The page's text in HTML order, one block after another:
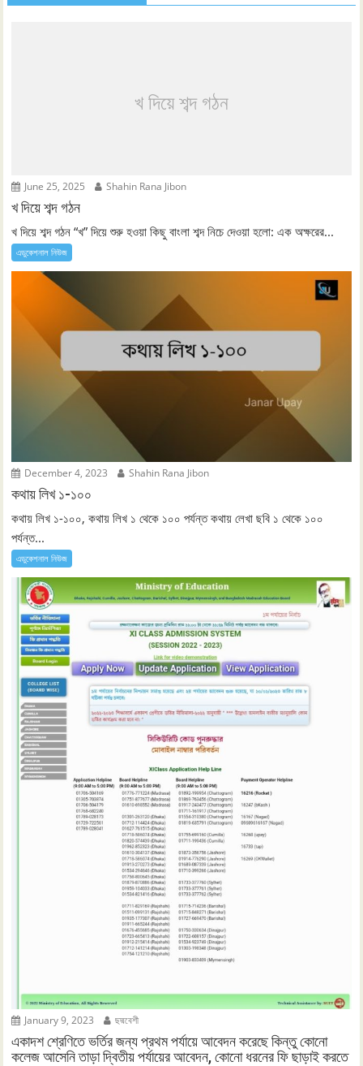
খ দিয়ে শব্দ গঠন
June 25, 2025 Shahin Rana Jibon
খ দিয়ে শব্দ গঠন
খ দিয়ে শব্দ গঠন “খ” দিয়ে শুরু হওয়া কিছু বাংলা শব্দ নিচে দেওয়া হলো: এক অক্ষরের...
এডুকেশনাল নিউজ
December 4, 2023 Shahin Rana Jibon
কথায় লিখ ১-১০০
কথায় লিখ ১-১০০, কথায় লিখ ১ থেকে ১০০ পর্যন্ত কথায় লেখা ছবি ১ থেকে ১০০
পর্যন্ত...
এডুকেশনাল নিউজ
January 9, 2023 ছদ্মবেশী
একাদশ শ্রেণিতে ভর্তির জন্য প্রথম পর্যায়ে আবেদন করেছে কিন্তু কোনো
কলেজ আসেনি তাড়া দ্বিতীয় পর্যায়ের আবেদন, কোনো ধরনের ফি ছাড়াই করতে